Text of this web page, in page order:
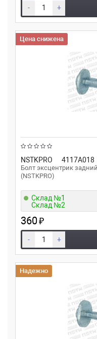
- +
NSTKPRO 4117A018
Болт эксцентрик
(NSTKPRO)
Цена снижена
Склад №1
Склад №2
360₽
- +
Надежно